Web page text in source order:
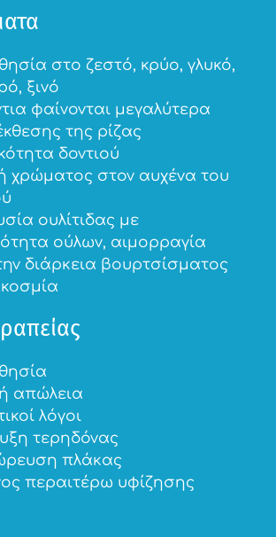
στο ζεστό, κρύο, γλυκό,
ξινό
φαίνονται μεγαλύτερα
της ρίζας
δοντιού
χρώματος στον αυχένα του
ουλίτιδας με
ούλων, αιμορραγία
διάρκεια βουρτσίσματος
απώλεια
λόγοι
τερηδόνας
πλάκας
περαιτέρω υφίζησης